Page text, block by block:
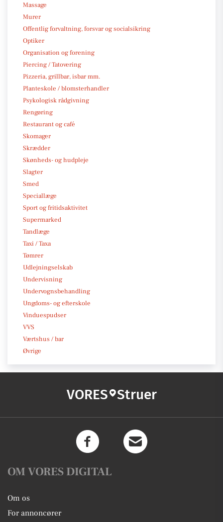
Massage
Murer
Offentlig forvaltning, forsvar og socialsikring
Optiker
Organisation og forening
Piercing / Tatovering
Pizzeria, grillbar, isbar mm.
Planteskole / blomsterhandler
Psykologisk rådgivning
Rengøring
Restaurant og café
Skomager
Skrædder
Skønheds- og hudpleje
Slagter
Smed
Speciallæge
Sport og fritidsaktivitet
Supermarked
Tandlæge
Taxi / Taxa
Tømrer
Udlejningselskab
Undervisning
Undervognsbehandling
Ungdoms- og efterskole
Vinduespudser
VVS
Værtshus / bar
Øvrige
VORES Struer
OM VORES DIGITAL
Om os
For annoncører